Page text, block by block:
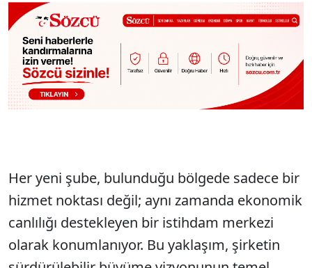
Her yeni şube, bulunduğu bölgede sadece bir
hizmet noktası değil; aynı zamanda ekonomik
canlılığı destekleyen bir istihdam merkezi
olarak konumlanıyor. Bu yaklaşım, şirketin